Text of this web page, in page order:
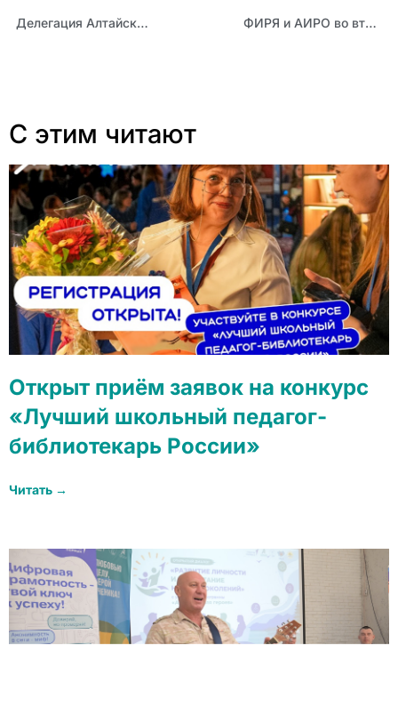
Делегация Алтайского края приняла участие во Всероссийском форуме школьных спортивных клубов ФИРЯ и АИРО во второй раз провели курсы повышения квалификации для педагогов Алтайского края
С этим читают
Открыт приём заявок на конкурс
«Лучший школьный педагог-
библиотекарь России»
Читать →